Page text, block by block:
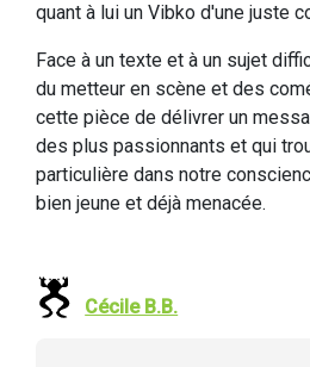
quant à lui un Vibko d'une juste
Face à un texte et à un sujet
du metteur en scène et des
cette pièce de délivrer un
des plus passionnants et qui
particulière dans notre
bien jeune et déjà menacée.
Cécile B.B.